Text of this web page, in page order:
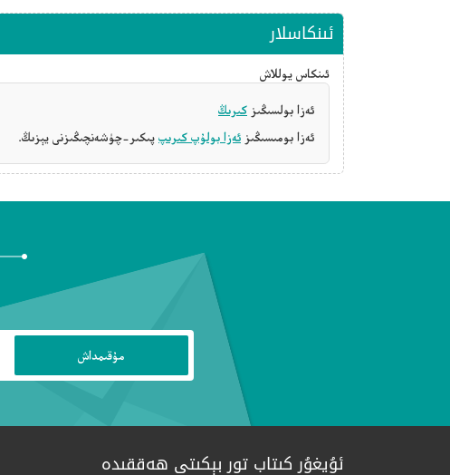
ئىنكاسلار
ئىنكاس يوللاش
ئەزا بولسىڭىز كىرىڭ
ئەزا بومىسىڭىز ئەزا بولۇپ كىرىپ پىكىر-چۈشەنچىڭىزنى يېزىڭ.
ئۇيغۇر كىتاب تور بېكىتى ھەققىدە